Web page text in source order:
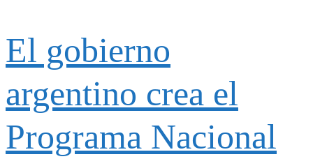
El gobierno
argentino crea el
Programa Nacional